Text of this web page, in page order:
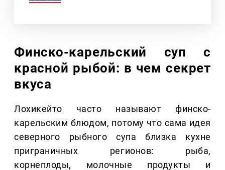
Финско-карельский суп с
красной рыбой: в чем секрет
вкуса
Лохикейто часто называют финско-
карельским блюдом, потому что сама идея
северного рыбного супа близка кухне
приграничных регионов: рыба,
корнеплоды, молочные продукты и